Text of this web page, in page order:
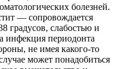
болезней.
— сопровождается
градусов, слабостью и
инфекция периодонта
не имея какого-то
может понадобиться